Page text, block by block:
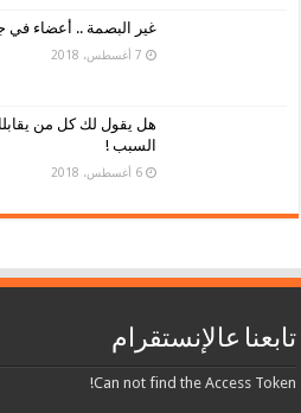
غير البصمة .. أعضاء في
7 أغسطس، 2018
هل يقول لك كل من
السبب !
6 أغسطس، 2018
تابعنا عالإنستقرام
Can not find the Access Token!